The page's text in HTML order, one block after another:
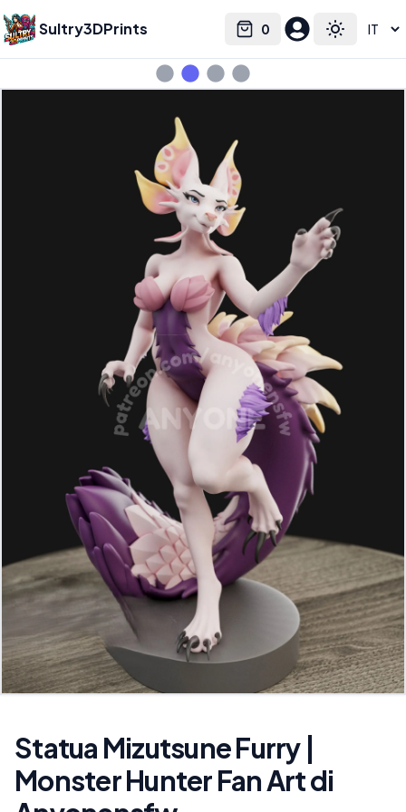
Sultry3DPrints 0
Cart Toggle
Select language
Statua Mizutsune Furry |
Monster Hunter Fan Art di